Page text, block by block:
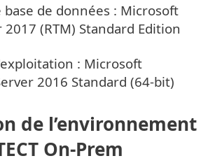
base de données : Microsoft
2017 (RTM) Standard Edition
: Microsoft
2016 Standard (64-bit)
de l’environnement
On-Prem